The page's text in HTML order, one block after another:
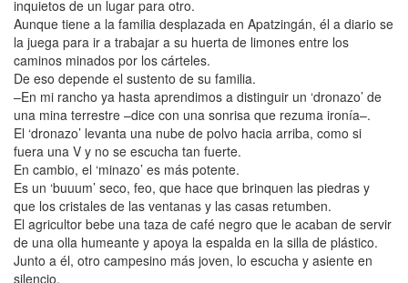
inquietos de un lugar para otro.
Aunque tiene a la familia desplazada en Apatzingán, él a diario se
la juega para ir a trabajar a su huerta de limones entre los
caminos minados por los cárteles.
De eso depende el sustento de su familia.
–En mi rancho ya hasta aprendimos a distinguir un ‘dronazo’ de
una mina terrestre –dice con una sonrisa que rezuma ironía–.
El ‘dronazo’ levanta una nube de polvo hacia arriba, como si
fuera una V y no se escucha tan fuerte.
En cambio, el ‘minazo’ es más potente.
Es un ‘buuum’ seco, feo, que hace que brinquen las piedras y
que los cristales de las ventanas y las casas retumben.
El agricultor bebe una taza de café negro que le acaban de servir
de una olla humeante y apoya la espalda en la silla de plástico.
Junto a él, otro campesino más joven, lo escucha y asiente en
silencio.